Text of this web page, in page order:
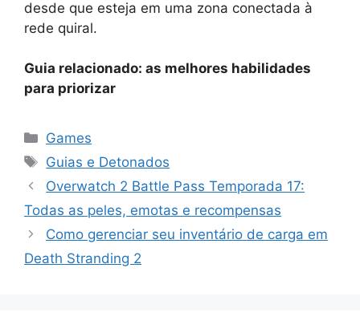
desde que esteja em uma zona conectada à
rede quiral.
Guia relacionado: as melhores habilidades
para priorizar
Categorias
Games
Tags
Guias e Detonados
Overwatch 2 Battle Pass Temporada 17:
Todas as peles, emotas e recompensas
Como gerenciar seu inventário de carga em
Death Stranding 2